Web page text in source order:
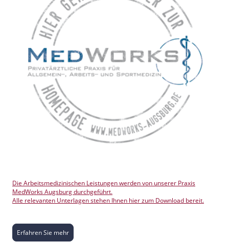
Die Arbeitsmedizinischen Leistungen werden von unserer Praxis
MedWorks Augsburg durchgeführt.
Alle relevanten Unterlagen stehen Ihnen hier zum Download bereit.
Erfahren Sie mehr